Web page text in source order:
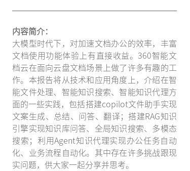
内容简介：
大模型时代下，对加速文档办公的效率，丰富
文档使用功能体验上有直接收益。360智能文
档云在面向云盘文档场景上做了许多有趣的工
作。本报告将从技术和应用角度上，介绍在智
能文件处理、智能知识搜索、智能知识代理方
面的一些实践，包括搭建copilot文件助手实现
文案生成、总结、问答、翻译；搭建RAG知识
引擎实现知识库问答、全局知识搜索、多模态
搜索；利用Agent知识代理实现办公任务自动
化、业务流程自动化。其中存在许多挑战跟现
实问题，供大家一起分享并思考。